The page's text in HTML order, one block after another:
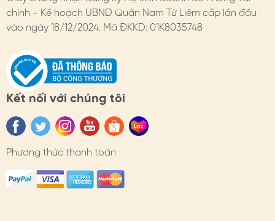
- Đổi hàng: https://himhipshop.vn/chinh-sach-doi-
hang
- Bảo hành: https://himhipshop.vn/chinh-sach-bao-
hanh
- Các nhu cầu khác: KH vui lòng liên hệ tư vấn.
#himhip #himhipshop #phukien #quatang #thoitrang
#caiao #caheo #dangyeu
chính - Kế hoạch UBND Quận Nam Từ Liêm cấp lần đầu
vào ngày 18/12/2024. Mã ĐKKD: 01K8035748
Kết nối với chúng tôi
Phương thức thanh toán